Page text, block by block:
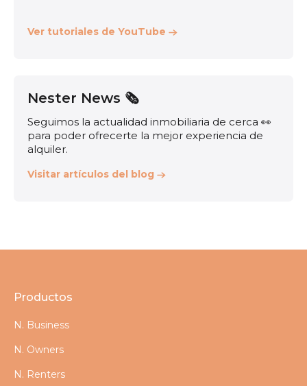
Ver tutoriales de YouTube
Nester News 🗞️
Seguimos la actualidad inmobiliaria de cerca 👀
para poder ofrecerte la mejor experiencia de
alquiler.
Visitar artículos del blog
Productos
N. Business
N. Owners
N. Renters